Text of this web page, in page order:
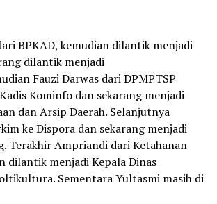
BPKAD, kemudian dilantik menjadi
dilantik menjadi
Fauzi Darwas dari DPMPTSP
Kominfo dan sekarang menjadi
dan Arsip Daerah. Selanjutnya
ke Dispora dan sekarang menjadi
Terakhir Ampriandi dari Ketahanan
dilantik menjadi Kepala Dinas
Sementara Yultasmi masih di